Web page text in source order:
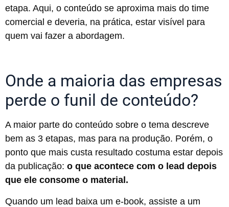
etapa. Aqui, o conteúdo se aproxima mais do time
comercial e deveria, na prática, estar visível para
quem vai fazer a abordagem.
Onde a maioria das empresas
perde o funil de conteúdo?
A maior parte do conteúdo sobre o tema descreve
bem as 3 etapas, mas para na produção. Porém, o
ponto que mais custa resultado costuma estar depois
da publicação: o que acontece com o lead depois
que ele consome o material.
Quando um lead baixa um e-book, assiste a um